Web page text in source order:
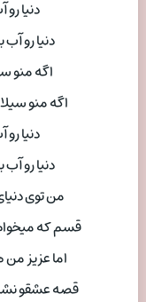
دنیا
دنیا رو
اگه منو
اگه منو
دنیا
دنیا رو
من توی
قسم که
اما عزیز
قصه عشقو